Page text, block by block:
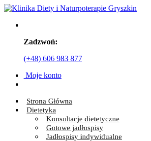
Zadzwoń:
(+48) 606 983 877
Moje konto
Strona Główna
Dietetyka
Konsultacje dietetyczne
Gotowe jadłospisy
Jadłospisy indywidualne